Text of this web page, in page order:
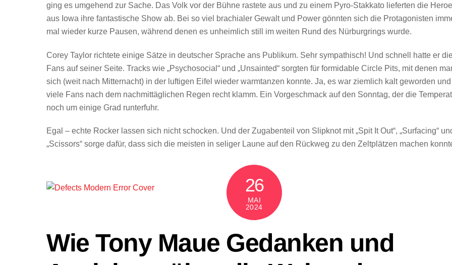
ging es umgehend zur Sache. Das Volk vor der Bühne rastete aus und zu einem Pyro-Stakkato lieferten die
aus Iowa ihre fantastische Show ab. Bei so viel brachialer Gewalt und Power gönnten sich die Protagonisten
mal wieder kurze Pausen, während denen es unheimlich still im weiten Rund des Nürburgrings wurde.
Corey Taylor richtete einige Sätze in deutscher Sprache ans Publikum. Sehr sympathisch! Und schnell hatte er
Fans auf seiner Seite. Tracks wie „Psychosocial“ und „Unsainted“ sorgten für formidable Circle Pits, mit denen
sich (weit nach Mitternacht) in der luftigen Eifel wieder warmtanzen konnte. Ja, es war ziemlich kalt geworden und
viele Fans nach dem nachmittäglichen Regen recht klamm. Ein Vorgeschmack auf den Sonntag, der die
noch um einige Grad runterfuhr.
Egal – echte Rocker lassen sich nicht schocken. Und der Zugabenteil von Slipknot mit „Spit It Out“, „Surfacing“
„Scissors“ sorge dafür, dass sich die meisten in seliger Laune auf den Rückweg zu den Zeltplätzen machen
26
MAI
2024
Wie Tony Maue Gedanken und